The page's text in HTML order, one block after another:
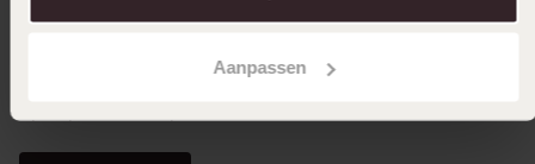
Aanpassen